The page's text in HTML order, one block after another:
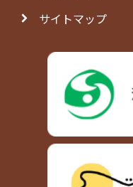
サイトマップ